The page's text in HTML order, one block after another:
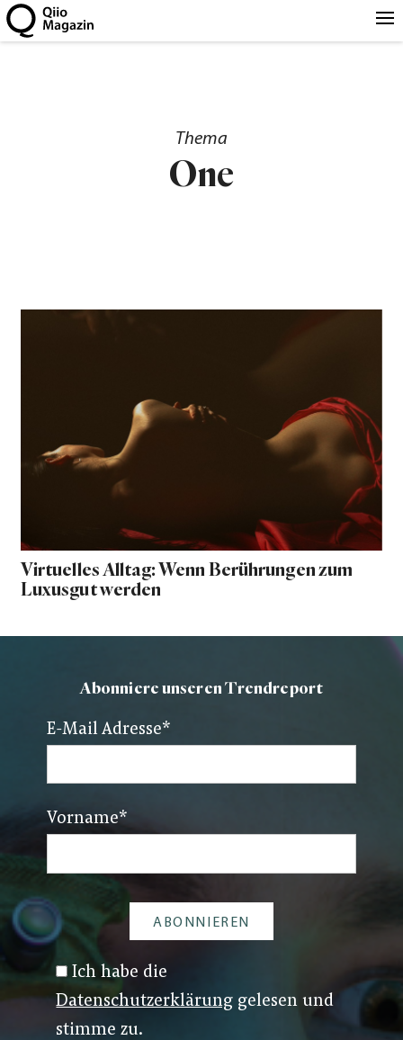
Thema
One
Virtuelles Alltag: Wenn Berührungen zum
Luxusgut werden
Abonniere unseren Trendreport
E-Mail Adresse*
Vorname*
Ich habe die
Datenschutzerklärung gelesen und
stimme zu.